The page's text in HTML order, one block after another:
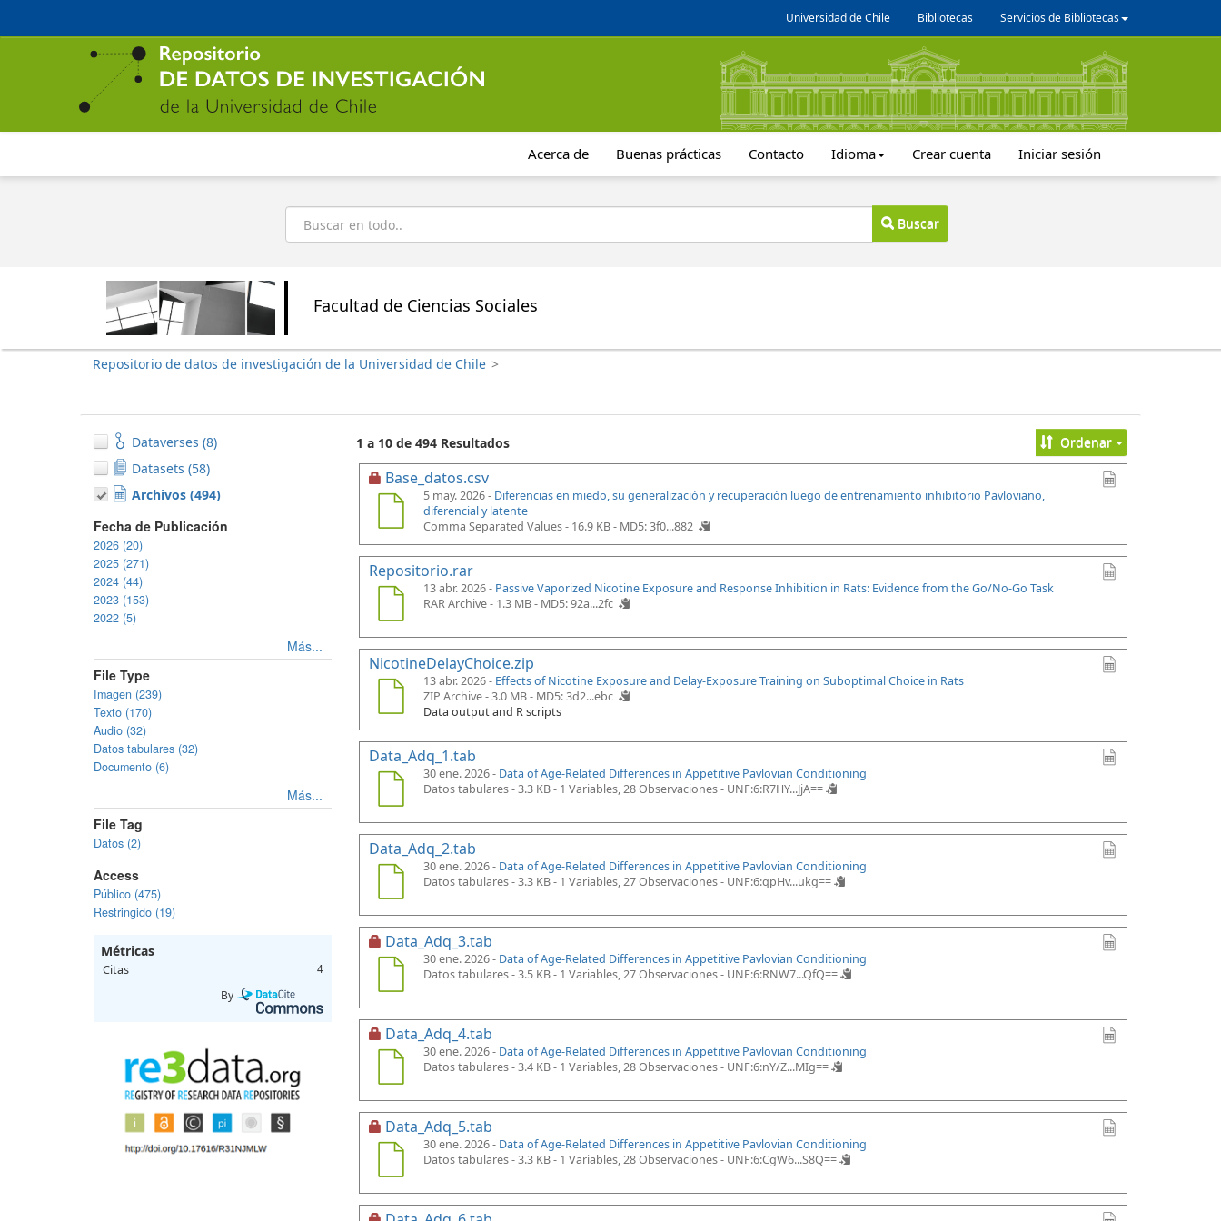
contenido
Universidad de Chile Bibliotecas Servicios de Bibliotecas
Acerca de Buenas prácticas Contacto Idioma Crear cuenta Iniciar sesión
Buscar
Buscar
Facultad de Ciencias Sociales
Repositorio de datos de investigación de la Universidad de Chile >
Dataverses (8)
Datasets (58)
Archivos (494)
Fecha de Publicación
2026 (20)
2025 (271)
2024 (44)
2023 (153)
2022 (5)
Más...
File Type
Imagen (239)
Texto (170)
Audio (32)
Datos tabulares (32)
Documento (6)
Más...
File Tag
Datos (2)
Access
Público (475)
Restringido (19)
Métricas
Citas 4
By
1 a 10 de 494 Resultados Ordenar
Base_datos.csv
5 may. 2026 - Diferencias en miedo, su generalización y recuperación luego de entrenamiento inhibitorio Pavloviano,
diferencial y latente
Comma Separated Values - 16.9 KB - MD5: 3f0...882
Repositorio.rar
13 abr. 2026 - Passive Vaporized Nicotine Exposure and Response Inhibition in Rats: Evidence from the Go/No-Go Task
RAR Archive - 1.3 MB - MD5: 92a...2fc
NicotineDelayChoice.zip
13 abr. 2026 - Effects of Nicotine Exposure and Delay-Exposure Training on Suboptimal Choice in Rats
ZIP Archive - 3.0 MB - MD5: 3d2...ebc
Data output and R scripts
Data_Adq_1.tab
30 ene. 2026 - Data of Age-Related Differences in Appetitive Pavlovian Conditioning
Datos tabulares - 3.3 KB- 1 Variables, 28 Observaciones - UNF:6:R7HY...JjA==
Data_Adq_2.tab
30 ene. 2026 - Data of Age-Related Differences in Appetitive Pavlovian Conditioning
Datos tabulares - 3.3 KB- 1 Variables, 27 Observaciones - UNF:6:qpHv...ukg==
Data_Adq_3.tab
30 ene. 2026 - Data of Age-Related Differences in Appetitive Pavlovian Conditioning
Datos tabulares - 3.5 KB- 1 Variables, 27 Observaciones - UNF:6:RNW7...QfQ==
Data_Adq_4.tab
30 ene. 2026 - Data of Age-Related Differences in Appetitive Pavlovian Conditioning
Datos tabulares - 3.4 KB- 1 Variables, 28 Observaciones - UNF:6:nY/Z...MIg==
Data_Adq_5.tab
30 ene. 2026 - Data of Age-Related Differences in Appetitive Pavlovian Conditioning
Datos tabulares - 3.3 KB- 1 Variables, 28 Observaciones - UNF:6:CgW6...S8Q==